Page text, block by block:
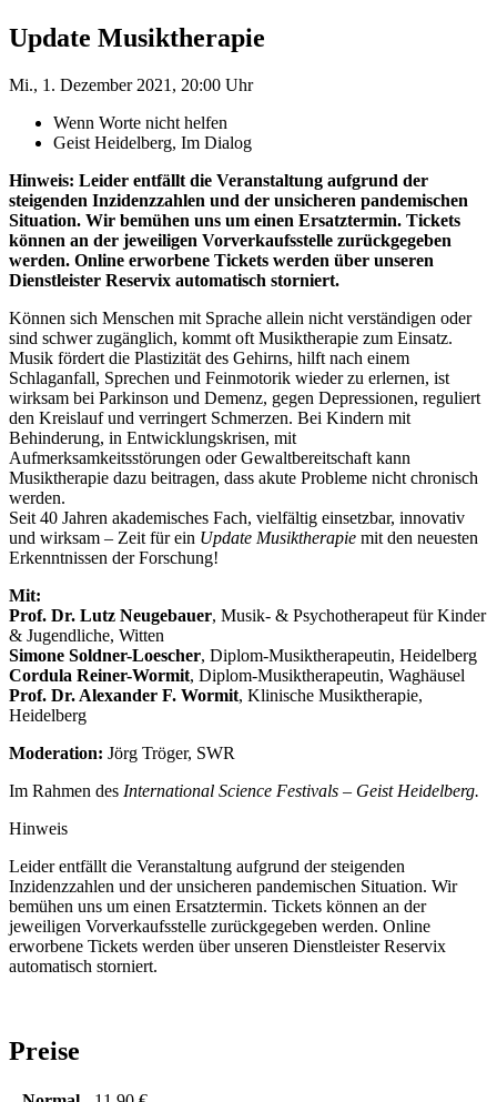
Update Musiktherapie
Mi., 1. Dezember 2021, 20:00 Uhr
Wenn Worte nicht helfen
Geist Heidelberg, Im Dialog
Hinweis: Leider entfällt die Veranstaltung aufgrund der
steigenden Inzidenzzahlen und der unsicheren pandemischen
Situation. Wir bemühen uns um einen Ersatztermin. Tickets
können an der jeweiligen Vorverkaufsstelle zurückgegeben
werden. Online erworbene Tickets werden über unseren
Dienstleister Reservix automatisch storniert.
Können sich Menschen mit Sprache allein nicht verständigen oder
sind schwer zugänglich, kommt oft Musiktherapie zum Einsatz.
Musik fördert die Plastizität des Gehirns, hilft nach einem
Schlaganfall, Sprechen und Feinmotorik wieder zu erlernen, ist
wirksam bei Parkinson und Demenz, gegen Depressionen, reguliert
den Kreislauf und verringert Schmerzen. Bei Kindern mit
Behinderung, in Entwicklungskrisen, mit
Aufmerksamkeitsstörungen oder Gewaltbereitschaft kann
Musiktherapie dazu beitragen, dass akute Probleme nicht chronisch
werden.
Seit 40 Jahren akademisches Fach, vielfältig einsetzbar, innovativ
und wirksam – Zeit für ein Update Musiktherapie mit den neuesten
Erkenntnissen der Forschung!
Mit:
Prof. Dr. Lutz Neugebauer, Musik- & Psychotherapeut für Kinder
& Jugendliche, Witten
Simone Soldner-Loescher, Diplom-Musiktherapeutin, Heidelberg
Cordula Reiner-Wormit, Diplom-Musiktherapeutin, Waghäusel
Prof. Dr. Alexander F. Wormit, Klinische Musiktherapie,
Heidelberg
Moderation: Jörg Tröger, SWR
Im Rahmen des International Science Festivals – Geist Heidelberg.
Hinweis
Leider entfällt die Veranstaltung aufgrund der steigenden
Inzidenzzahlen und der unsicheren pandemischen Situation. Wir
bemühen uns um einen Ersatztermin. Tickets können an der
jeweiligen Vorverkaufsstelle zurückgegeben werden. Online
erworbene Tickets werden über unseren Dienstleister Reservix
automatisch storniert.
Preise